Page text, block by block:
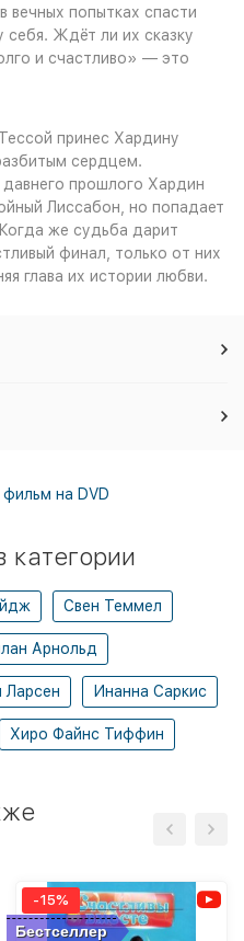
вечных попытках спасти
Ждёт ли их сказку
и счастливо» — это
принес Хардину
сердцем.
прошлого Хардин
Лиссабон, но попадает
же судьба дарит
финал, только от них
глава их истории любви.
на DVD
категории
Свен Теммел
Арнольд
Инанна Саркис
Хиро Файнс Тиффин
Бестселлер
-15%